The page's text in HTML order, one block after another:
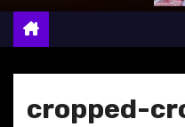
cropped-